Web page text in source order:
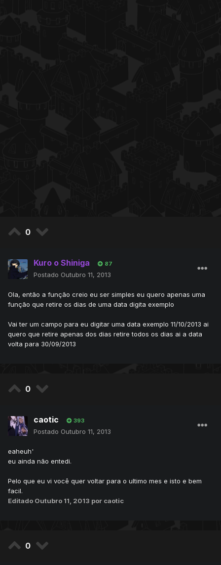
0
Kuro o Shiniga 87
Postado Outubro 11, 2013
Ola, então a função creio eu ser simples eu quero apenas uma
função que retire os dias de uma data digita exemplo
Vai ter um campo para eu digitar uma data exemplo 11/10/2013 ai
quero que retire apenas dos dias retire todos os dias ai a data
volta para 30/09/2013
0
caotic 393
Postado Outubro 11, 2013
eaheuh'
eu ainda não entedi.
Pelo que eu vi você quer voltar para o ultimo mes e isto e bem
facil.
Editado Outubro 11, 2013 por caotic
0